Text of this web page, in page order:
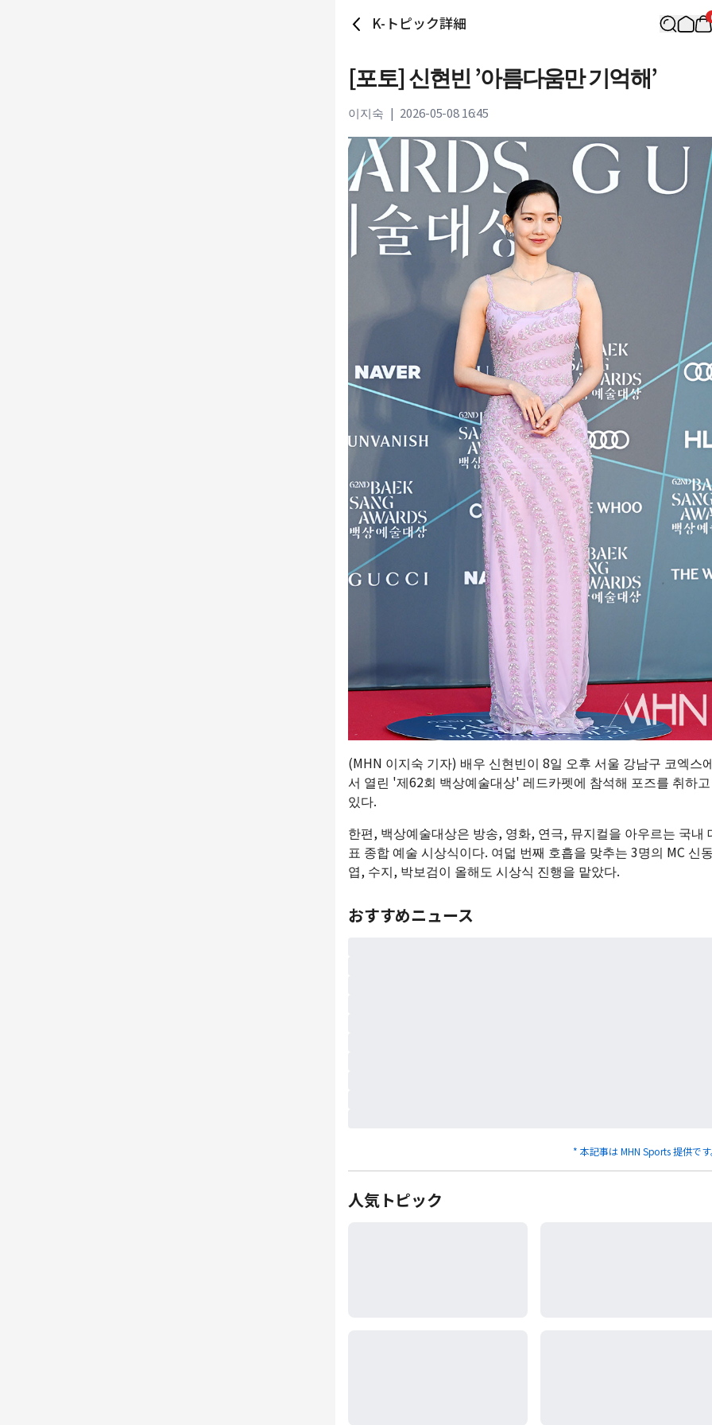
K-トピック詳細
[포토] 신현빈 ’아름다움만 기억해’
이지숙 | 2026-05-08 16:45
(MHN 이지숙 기자) 배우 신현빈이 8일 오후 서울 강남구 코엑스
서 열린 '제62회 백상예술대상' 레드카펫에 참석해 포즈를 취하고
있다.
한편, 백상예술대상은 방송, 영화, 연극, 뮤지컬을 아우르는 국내
표 종합 예술 시상식이다. 여덟 번째 호흡을 맞추는 3명의 MC 신
엽, 수지, 박보검이 올해도 시상식 진행을 맡았다.
おすすめニュース
* 本記事は MHN Sports 提供で
人気トピック